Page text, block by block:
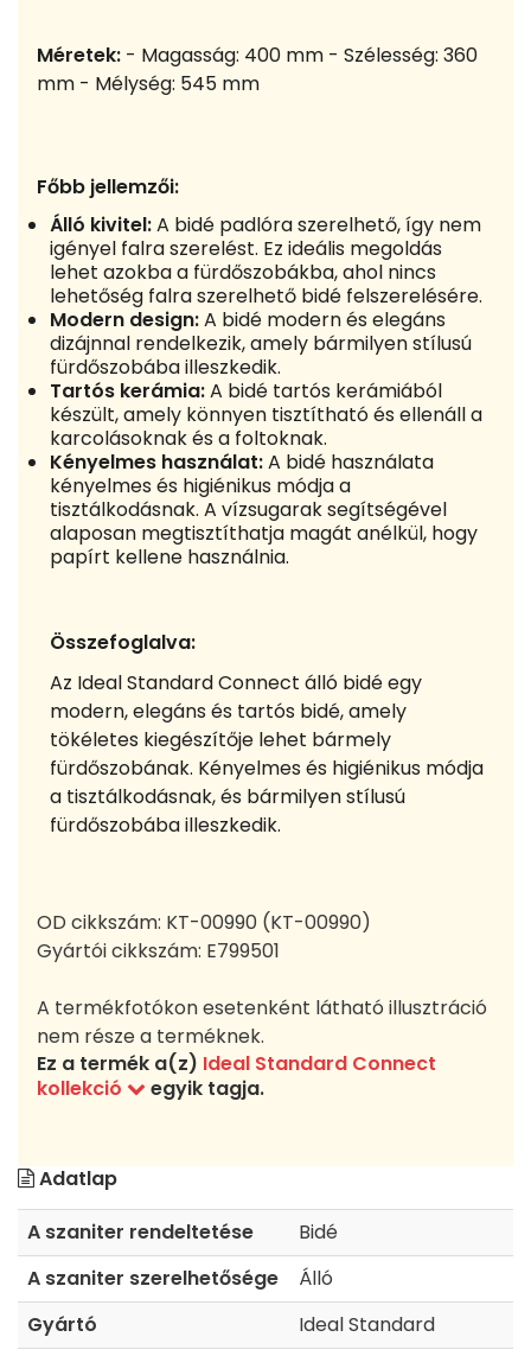
Méretek: - Magasság: 400 mm - Szélesség: 360
mm - Mélység: 545 mm
Főbb jellemzői:
Álló kivitel:A bidé padlóra szerelhető, így nem
igényel falra szerelést. Ez ideális megoldás
lehet azokba a fürdőszobákba, ahol nincs
lehetőség falra szerelhető bidé felszerelésére.
Modern design:A bidé modern és elegáns
dizájnnal rendelkezik, amely bármilyen stílusú
fürdőszobába illeszkedik.
Tartós kerámia:A bidé tartós kerámiából
készült, amely könnyen tisztítható és ellenáll a
karcolásoknak és a foltoknak.
Kényelmes használat:A bidé használata
kényelmes és higiénikus módja a
tisztálkodásnak. A vízsugarak segítségével
alaposan megtisztíthatja magát anélkül, hogy
papírt kellene használnia.
Összefoglalva:
Az Ideal Standard Connect álló bidé egy
modern, elegáns és tartós bidé, amely
tökéletes kiegészítője lehet bármely
fürdőszobának. Kényelmes és higiénikus módja
a tisztálkodásnak, és bármilyen stílusú
fürdőszobába illeszkedik.
OD cikkszám: KT-00990 (KT-00990)
Gyártói cikkszám: E799501
A termékfotókon esetenként látható illusztráció
nem része a terméknek.
Ez a termék a(z) Ideal Standard Connect
kollekció
egyik tagja.
Adatlap
A szaniter rendeltetése
Bidé
A szaniter szerelhetősége
Álló
Gyártó
Ideal Standard